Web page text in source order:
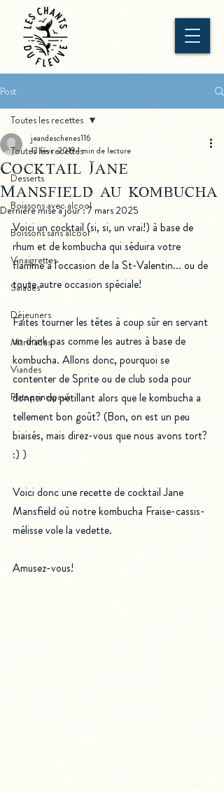
Post
Toutes les recettes
Desserts
Boissons avec alcool
Boissons sans alcool
Vinaigrettes
Salades
Déjeuners
Marinades
Viandes
Plats principaux
Toutes les recettes
Cocktail Jane
Mansfield au kombucha
jeandeschenes116
13 févr. 20191 min de lecture
Dernière mise à jour :7 mars 2025
Voici un cocktail (si, si, un vrai!) à base de
rhum et de kombucha qui séduira votre
flamme à l'occasion de la St-Valentin... ou de
toute autre occasion spéciale!
Faites tourner les têtes à coup sûr en servant
un drink pas comme les autres à base de
kombucha. Allons donc, pourquoi se
contenter de Sprite ou de club soda pour
donner du pétillant alors que le kombucha a
tellement bon goût? (Bon, on est un peu
biaisés, mais direz-vous que nous avons tort?
:) )
Voici donc une recette de cocktail Jane
Mansfield où notre kombucha Fraise-cassis-
mélisse vole la vedette.
Amusez-vous!